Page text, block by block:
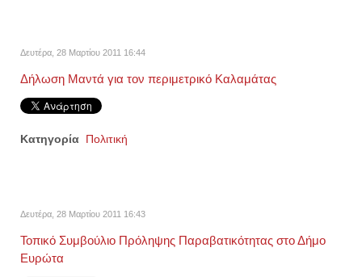
Δευτέρα, 28 Μαρτίου 2011 16:44
Δήλωση Μαντά για τον περιμετρικό Καλαμάτας
Κατηγορία Πολιτική
Δευτέρα, 28 Μαρτίου 2011 16:43
Τοπικό Συμβούλιο Πρόληψης Παραβατικότητας στο Δήμο
Ευρώτα